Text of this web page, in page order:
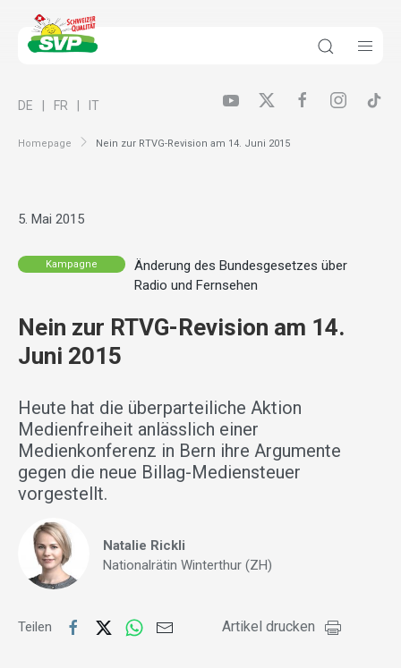
Homepage Nein zur RTVG-Revision am 14. Juni 2015
DE FR IT
5. Mai 2015
Kampagne
Änderung des Bundesgesetzes über
Radio und Fernsehen
Nein zur RTVG-Revision am 14.
Juni 2015
Heute hat die überparteiliche Aktion
Medienfreiheit anlässlich einer
Medienkonferenz in Bern ihre Argumente
gegen die neue Billag-Mediensteuer
vorgestellt.
Natalie Rickli
Nationalrätin Winterthur (ZH)
Teilen Artikel drucken